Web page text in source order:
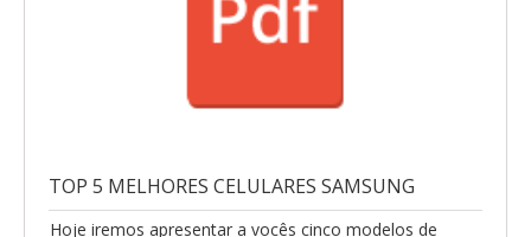
TOP 5 MELHORES CELULARES SAMSUNG
Hoje iremos apresentar a vocês cinco modelos de